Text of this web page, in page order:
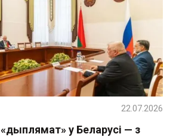
у Беларусі — з
22.07.2026